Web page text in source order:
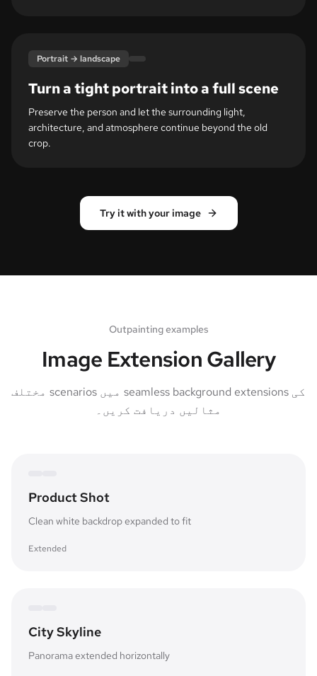
Portrait → landscape
Turn a tight portrait into a full scene
Preserve the person and let the surrounding light,
architecture, and atmosphere continue beyond the old
crop.
Try it with your image
Outpainting examples
Image Extension Gallery
مختلف scenarios میں seamless background extensions کی
مثالیں دریافت کریں۔
Product Shot
Clean white backdrop expanded to fit
Extended
City Skyline
Panorama extended horizontally